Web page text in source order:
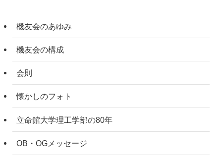
機友会のあゆみ
機友会の構成
会則
懐かしのフォト
立命館大学理工学部の80年
OB・OGメッセージ